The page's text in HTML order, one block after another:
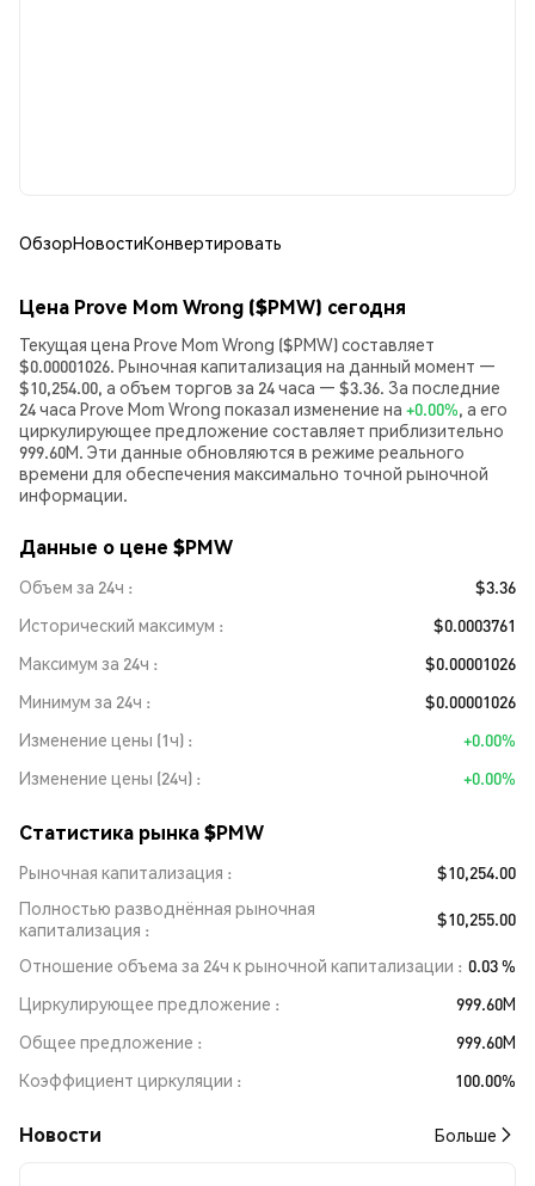
ОбзорНовостиКонвертировать
Цена Prove Mom Wrong ($PMW) сегодня
Текущая цена Prove Mom Wrong ($PMW) составляет
$0.00001026. Рыночная капитализация на данный момент —
$10,254.00, а объем торгов за 24 часа — $3.36. За последние
24 часа Prove Mom Wrong показал изменение на +0.00%, а его
циркулирующее предложение составляет приблизительно
999.60M. Эти данные обновляются в режиме реального
времени для обеспечения максимально точной рыночной
информации.
Данные о цене $PMW
Объем за 24ч
$3.36
Исторический максимум
$0.0003761
Максимум за 24ч
$0.00001026
Минимум за 24ч
$0.00001026
Изменение цены (1ч)
+0.00%
Изменение цены (24ч)
+0.00%
Статистика рынка $PMW
Рыночная капитализация
$10,254.00
Полностью разводнённая рыночная
капитализация
$10,255.00
Отношение объема за 24ч к рыночной капитализации
0.03 %
Циркулирующее предложение
999.60M
Общее предложение
999.60M
Коэффициент циркуляции
100.00%
Новости Больше